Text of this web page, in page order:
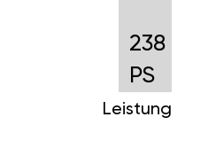
238
PS
Leistung